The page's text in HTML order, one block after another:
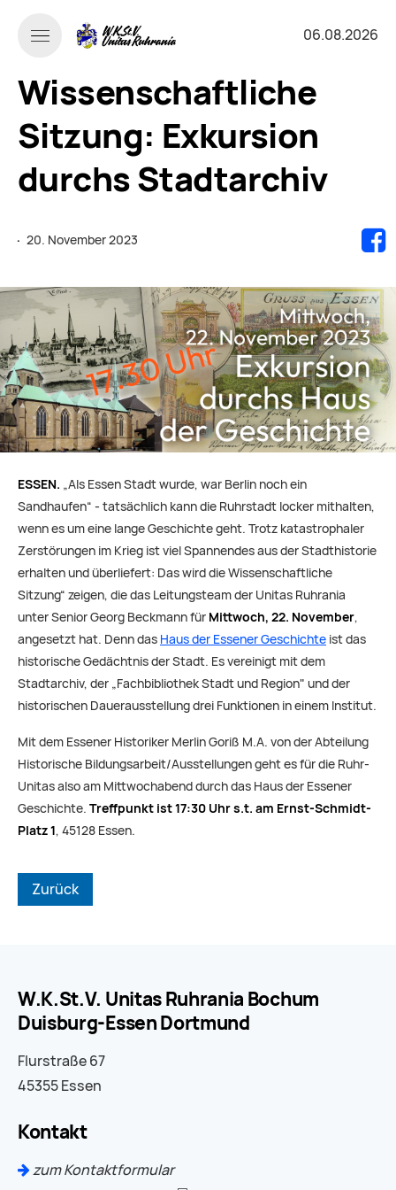
06.08.2026
Wissenschaftliche
Sitzung: Exkursion
durchs Stadtarchiv
· 20. November 2023
ESSEN. „Als Essen Stadt wurde, war Berlin noch ein
Sandhaufen“ - tatsächlich kann die Ruhrstadt locker mithalten,
wenn es um eine lange Geschichte geht. Trotz katastrophaler
Zerstörungen im Krieg ist viel Spannendes aus der Stadthistorie
erhalten und überliefert: Das wird die Wissenschaftliche
Sitzung“ zeigen, die das Leitungsteam der Unitas Ruhrania
unter Senior Georg Beckmann für Mittwoch, 22. November,
angesetzt hat. Denn das Haus der Essener Geschichte ist das
historische Gedächtnis der Stadt. Es vereinigt mit dem
Stadtarchiv, der „Fachbibliothek Stadt und Region" und der
historischen Dauerausstellung drei Funktionen in einem Institut.
Mit dem Essener Historiker Merlin Goriß M.A. von der Abteilung
Historische Bildungsarbeit/Ausstellungen geht es für die Ruhr-
Unitas also am Mittwochabend durch das Haus der Essener
Geschichte. Treffpunkt ist 17:30 Uhr s.t. am Ernst-Schmidt-
Platz 1, 45128 Essen.
Zurück
W.K.St.V. Unitas Ruhrania Bochum
Duisburg-Essen Dortmund
Flurstraße 67
45355 Essen
Kontakt
zum Kontaktformular